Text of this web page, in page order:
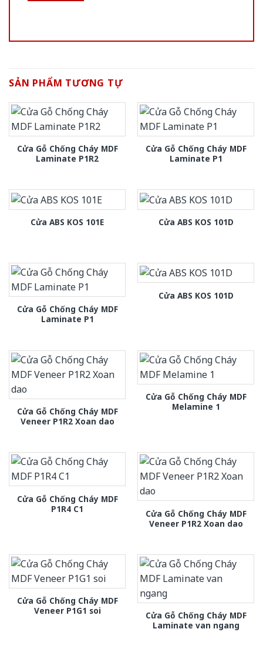
SẢN PHẨM TƯƠNG TỰ
Cửa Gỗ Chống Cháy MDF
Laminate P1R2
Cửa Gỗ Chống Cháy MDF
Laminate P1
Cửa ABS KOS 101E Cửa ABS KOS 101D
Cửa Gỗ Chống Cháy MDF
Laminate P1
Cửa ABS KOS 101D
Cửa Gỗ Chống Cháy MDF
Veneer P1R2 Xoan dao
Cửa Gỗ Chống Cháy MDF
Melamine 1
Cửa Gỗ Chống Cháy MDF
P1R4 C1
Cửa Gỗ Chống Cháy MDF
Veneer P1R2 Xoan dao
Cửa Gỗ Chống Cháy MDF
Veneer P1G1 soi
Cửa Gỗ Chống Cháy MDF
Laminate van ngang